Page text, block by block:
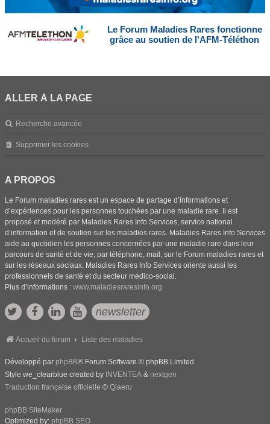
Le Forum Maladies Rares fonctionne
grâce au soutien de l'AFM-Téléthon
ALLER À LA PAGE
Recherche avancée
Supprimer les cookies
A PROPOS
Le Forum maladies rares est un espace de partage d’informations et
d’expériences pour les personnes touchées par une maladie rare. Il est
proposé et modéré par Maladies Rares Info Services, service national
d’information et de soutien sur les maladies rares. Maladies Rares Info Services
aide au quotidien les personnes concernées par une maladie rare dans leur
parcours de santé et de vie, par téléphone, mail, sur le Forum maladies rares et
sur les réseaux sociaux. Maladies Rares Info Services oriente aussi les
professionnels de santé et du secteur médico-social.
Plus d’informations : www.maladiesraresinfo.org
newsletter
Accueil du forum Liste des maladies
Développé par phpBB® Forum Software © phpBB Limited
Style we_clearblue created by INVENTEA & nextgen
Traduction française officielle © Qiaeru
phpBB SiteMaker
Optimized by: phpBB SEO